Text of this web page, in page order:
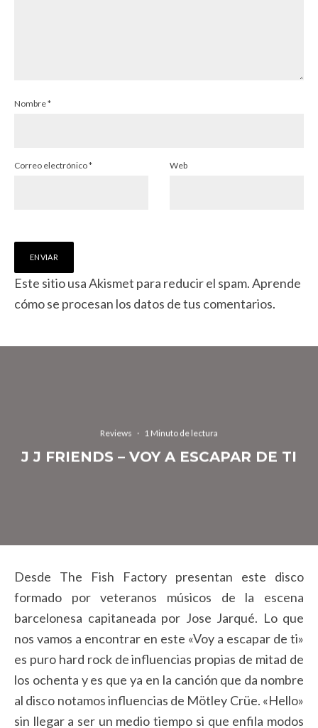
Nombre*
Correo electrónico* Web
Este sitio usa Akismet para reducir el spam.Aprende
cómo se procesan los datos de tus comentarios.
Reviews · 1 Minuto de lectura
J J FRIENDS – VOY A ESCAPAR DE TI
Desde The Fish Factory presentan este disco
formado por veteranos músicos de la escena
barcelonesa capitaneada por Jose Jarqué. Lo que
nos vamos a encontrar en este «Voy a escapar de ti»
es puro hard rock de influencias propias de mitad de
los ochenta y es que ya en la canción que da nombre
al disco notamos influencias de Mötley Crüe. «Hello»
sin llegar a ser un medio tiempo si que enfila modos